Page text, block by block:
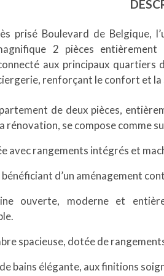
prisé Boulevard de Belgique,
2 pièces
aux principaux quartiers
renforçant le confort et
de deux pièces,
rénovation, se compose comme
avec rangements intégrés et
d’un aménagement
ouverte, moderne et
spacieuse, dotée de
bains élégante, aux finitions